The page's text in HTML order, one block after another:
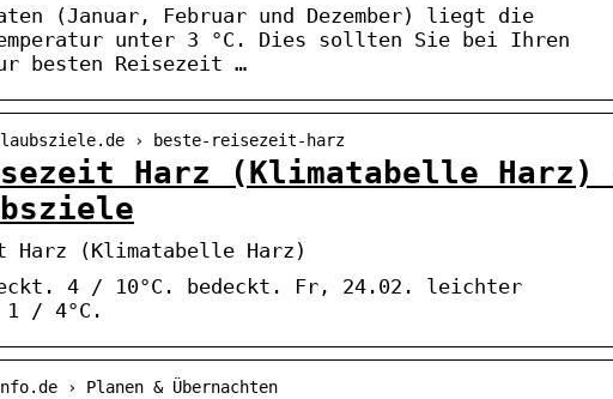
(Januar, Februar und Dezember) liegt die
unter 3 °C. Dies sollten Sie bei Ihren
besten Reisezeit …
› beste-reisezeit-harz
Harz (Klimatabelle Harz)
Harz (Klimatabelle Harz)
4 / 10°C. bedeckt. Fr, 24.02. leichter
1 / 4°C.
› Planen & Übernachten